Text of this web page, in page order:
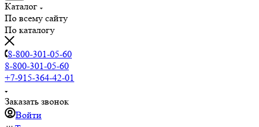
Каталог
По всему сайту
По каталогу
8-800-301-05-60
8-800-301-05-60
+7-915-364-42-01
Заказать звонок
Войти